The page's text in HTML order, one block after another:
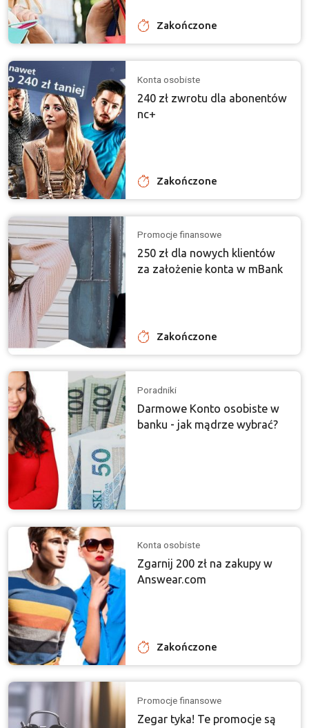
Zakończone
Konta osobiste
240 zł zwrotu dla abonentów
nc+
Zakończone
Promocje finansowe
250 zł dla nowych klientów
za założenie konta w mBank
Zakończone
Poradniki
Darmowe Konto osobiste w
banku - jak mądrze wybrać?
Konta osobiste
Zgarnij 200 zł na zakupy w
Answear.com
Zakończone
Promocje finansowe
Zegar tyka! Te promocje są